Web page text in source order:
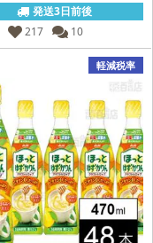
発送3日前後
217 10
軽減税率